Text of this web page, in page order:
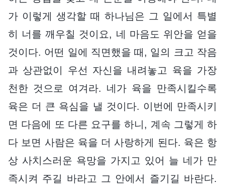
가 이렇게 생각할 때 하나님은 그 일에서 특별
히 너를 깨우칠 것이요, 네 마음도 위안을 얻을
것이다. 어떤 일에 직면했을 때, 일의 크고 작음
과 상관없이 우선 자신을 내려놓고 육을 가장
천한 것으로 여겨라. 네가 육을 만족시킬수록
육은 더 큰 욕심을 낼 것이다. 이번에 만족시키
면 다음에 또 다른 요구를 하니, 계속 그렇게 하
다 보면 사람은 육을 더 사랑하게 된다. 육은 항
상 사치스러운 욕망을 가지고 있어 늘 네가 만
족시켜 주길 바라고 그 안에서 즐기길 바란다.